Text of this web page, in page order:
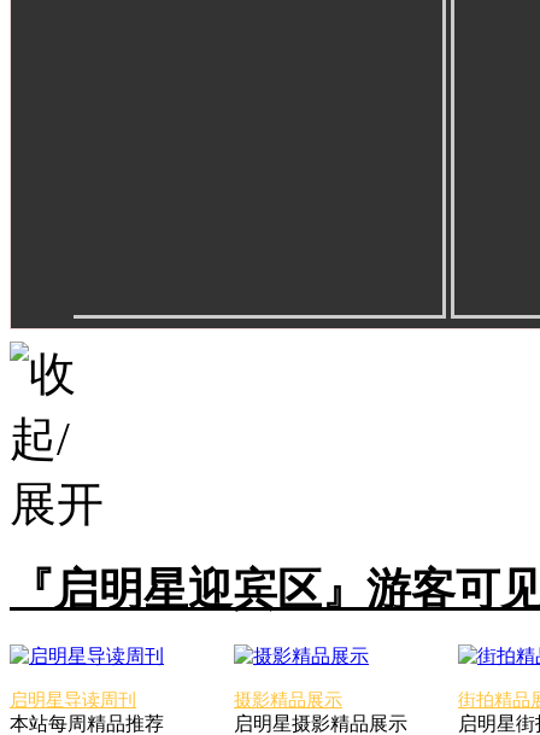
『启明星迎宾区』游客可
启明星导读周刊
本站每周精品推荐
摄影精品展示
启明星摄影精品展示
街拍精品
启明星